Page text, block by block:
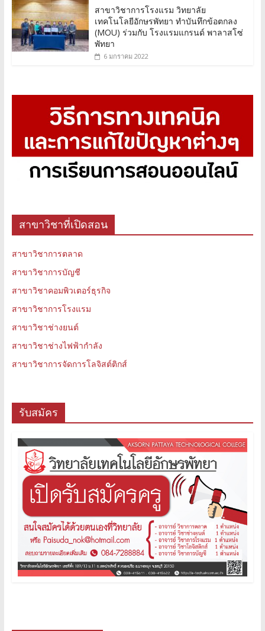
สาขาวิชาการโรงแรม วิทยาลัย
เทคโนโลยีอักษรพัทยา ทำบันทึกข้อตกลง
(MOU) ร่วมกับ โรงแรมแกรนด์ พาลาสโซ่
พัทยา
6 มกราคม 2022
สาขาวิชาที่เปิดสอน
สาขาวิชาการตลาด
สาขาวิชาการบัญชี
สาขาวิชาคอมพิวเตอร์ธุรกิจ
สาขาวิชาการโรงแรม
สาขาวิชาช่างยนต์
สาขาวิชาช่างไฟฟ้ากำลัง
สาขาวิชาการจัดการโลจิสต์ติกส์
รับสมัคร